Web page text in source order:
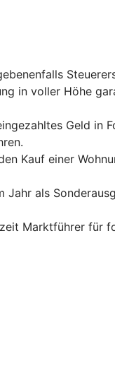
in voller Höhe
Geld in
Kauf einer
als
Marktführer für